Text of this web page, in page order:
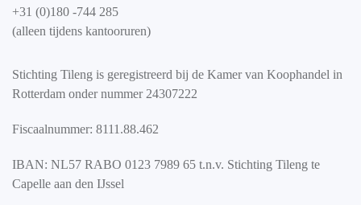
+31 (0)180 -744 285
(alleen tijdens kantooruren)
Stichting Tileng is geregistreerd bij de Kamer van Koophandel in
Rotterdam onder nummer 24307222
Fiscaalnummer: 8111.88.462
IBAN: NL57 RABO 0123 7989 65 t.n.v. Stichting Tileng te
Capelle aan den IJssel